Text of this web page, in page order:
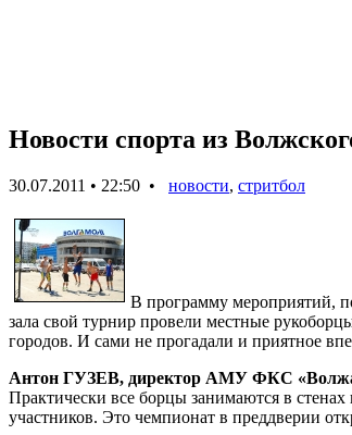
Новости спорта из
30.07.2011 • 22:50 • новости, стритбол
В программу мероприятий,
зала свой турнир провели местные
городов. И сами не прогадали и приятное
Антон ГУЗЕВ, директор АМУ ФКС
Практически все борцы занимаются в
участников. Это чемпионат в преддверии